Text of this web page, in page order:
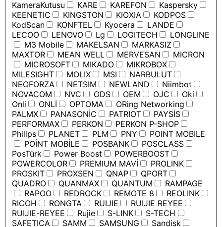
KameraKutusu
KARE KAREFON
Kaspersky
KEENETIC
KINGSTON KIOXIA
KODPOS
KodScan
KONFTEL Kyocera
LANDE
LECOO
LENOVO Lg LOGITECH
LONGLINE
M3 Mobile
MAKELSAN
MARKASIZ
MAXTOR
MEAN WELL MERVESAN
MICRON
MICROSOFT
MIKADO
MIKROBOX
MILESIGHT
MOLIX MSI
NARBULUT
NEOFORZA
NETSIM NEWLAND
Niimbot
NOVACOM
NVC ODS OEM OJC
Oki
Onli
ONLİ OPTOMA
ORing Networking
PALMX
PANASONİC PATRIOT
PAYSİS
PERFORMAX
PERKON
PERKON P-SHOP
Philips
PLANET PLM PNY
POINT MOBILE
POİNT MOBİLE
POSBANK
POSCLASS
PosTürk
Power Boost
POWERBOOST
POWERCOLOR
PREMIUM MAVİ
PROLINK
PROSKIT
PROXSEN QNAP
QPORT
QUADRO
QUANMAX QUANTUM
RAMPAGE
RAPOO
REDROCK REMOTE 8
REOLINK
RICOH
RONGTA RUIJIE
RUIJIE REYEE
RUIJIE-REYEE
Rujie S-LINK
S-TECH
SAFETICA
SAMM SAMSUNG Sandisk